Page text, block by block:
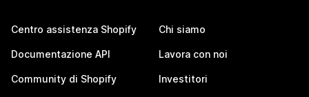
Centro assistenza Shopify
Documentazione API
Community di Shopify
Chi siamo
Lavora con noi
Investitori